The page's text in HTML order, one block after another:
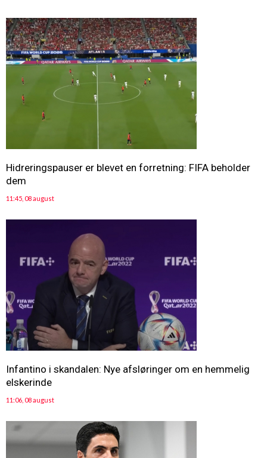
Hidreringspauser er blevet en forretning: FIFA beholder
dem
11:45, 08 august
Infantino i skandalen: Nye afsløringer om en hemmelig
elskerinde
11:06, 08 august